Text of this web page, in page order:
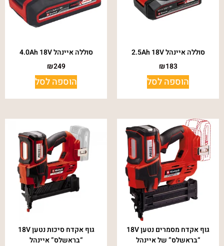
סוללה איינהל 2.5Ah 18V
₪183
הוספה לסל
סוללה איינהל 4.0Ah 18V
₪249
הוספה לסל
גוף אקדח מסמרים נטען 18V
“בראשלס” של איינהל
גוף אקדח סיכות נטען 18V
“בראשלס” איינהל